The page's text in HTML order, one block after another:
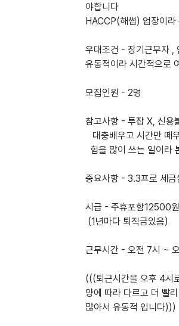
야합니다
HACCP(해썹) 업장이라
우대조건 - 장기근무자 ,
유동적이라 시간적으로
모집인원 - 2명
참고사항 - 투잡 X, 신용
중요사항 - 3.3프로 세금
시급 - 주휴포함12500원
근무시간 - 오전 7시 ~
(((퇴근시간을 오후 4시
양에 따라 다르고 더 빨
많아서 유동적 입니다)))